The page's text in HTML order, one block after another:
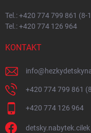
Tel.: +420 774 799 861 (8-
Tel.: +420 774 126 964
KONTAKT
info@
+420 774 799 861
+420 774 126 964
detsky.nabytek.cilek